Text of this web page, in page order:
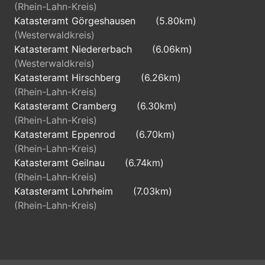
(Rhein-Lahn-Kreis)
Katasteramt Görgeshausen
(5.80km)
(Westerwaldkreis)
Katasteramt Niedererbach
(6.06km)
(Westerwaldkreis)
Katasteramt Hirschberg
(6.26km)
(Rhein-Lahn-Kreis)
Katasteramt Cramberg
(6.30km)
(Rhein-Lahn-Kreis)
Katasteramt Eppenrod
(6.70km)
(Rhein-Lahn-Kreis)
Katasteramt Geilnau
(6.74km)
(Rhein-Lahn-Kreis)
Katasteramt Lohrheim
(7.03km)
(Rhein-Lahn-Kreis)